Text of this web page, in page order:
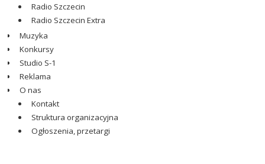
Radio Szczecin
Radio Szczecin Extra
Muzyka
Konkursy
Studio S-1
Reklama
O nas
Kontakt
Struktura organizacyjna
Ogłoszenia, przetargi